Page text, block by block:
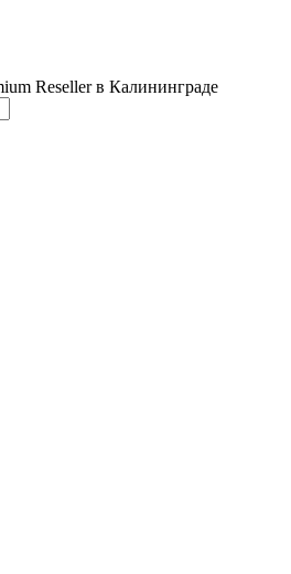
Reseller в Калининграде